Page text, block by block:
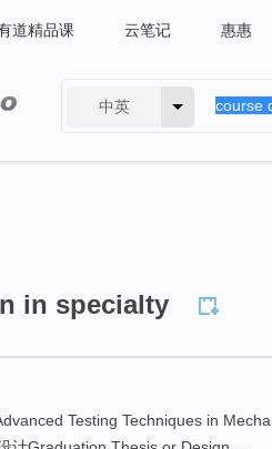
道精品课 云笔记 惠惠
中英
in specialty
Testing Techniques in